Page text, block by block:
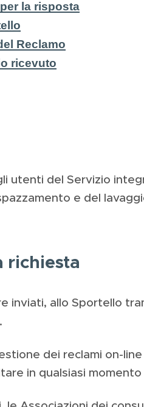
la risposta
Reclamo
ricevuto
utenti del Servizio
e del
richiesta
inviati, allo Sportello
dei reclami on-
in qualsiasi